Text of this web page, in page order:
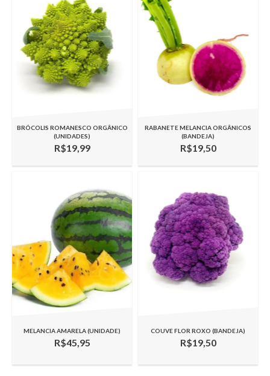
BRÓCOLIS ROMANESCO ORGÂNICO
(UNIDADES)
R$19,99
RABANETE MELANCIA ORGÂNICOS
(BANDEJA)
R$19,50
MELANCIA AMARELA (UNIDADE)
R$45,95
COUVE FLOR ROXO (BANDEJA)
R$19,50